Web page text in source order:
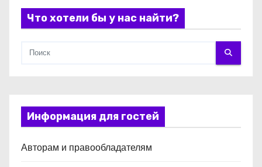
я
м
Что хотели бы у нас найти?
Информация для гостей
Авторам и правообладателям